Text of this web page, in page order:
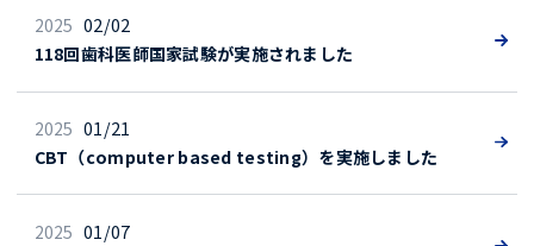
2025 02/02
118回歯科医師国家試験が実施されました
2025 01/21
CBT（computer based testing）を実施しました
2025 01/07